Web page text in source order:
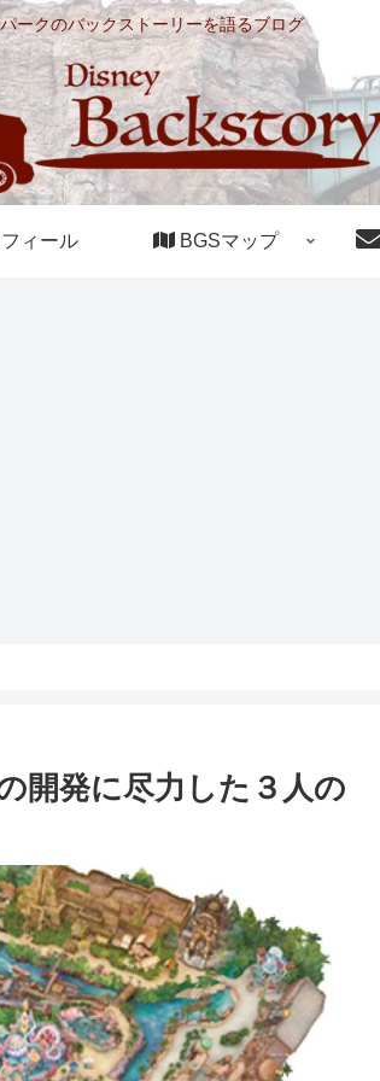
ークのバックストーリーを語るブログ
ィール BGSマップ
開発に尽力した３人の